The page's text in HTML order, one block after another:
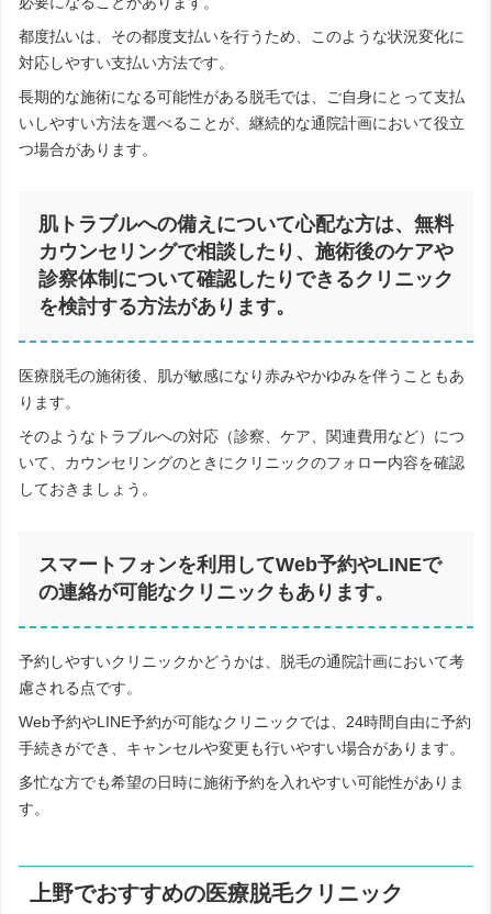
都度払いは、その都度支払いを行うため、このような状況変化に
対応しやすい支払い方法です。
長期的な施術になる可能性がある脱毛では、ご自身にとって支払
いしやすい方法を選べることが、継続的な通院計画において役立
つ場合があります。
肌トラブルへの備えについて心配な方は、無料
カウンセリングで相談したり、施術後のケアや
診察体制について確認したりできるクリニック
を検討する方法があります。
医療脱毛の施術後、肌が敏感になり赤みやかゆみを伴うこともあ
ります。
そのようなトラブルへの対応（診察、ケア、関連費用など）につ
いて、カウンセリングのときにクリニックのフォロー内容を確認
しておきましょう。
スマートフォンを利用してWeb予約やLINEで
の連絡が可能なクリニックもあります。
予約しやすいクリニックかどうかは、脱毛の通院計画において考
慮される点です。
Web予約やLINE予約が可能なクリニックでは、24時間自由に予約
手続きができ、キャンセルや変更も行いやすい場合があります。
多忙な方でも希望の日時に施術予約を入れやすい可能性がありま
す。
上野でおすすめの医療脱毛クリニック